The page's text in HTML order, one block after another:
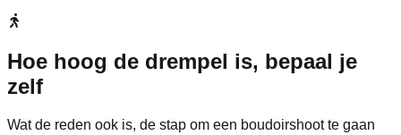
Hoe hoog de drempel is, bepaal je
zelf
Wat de reden ook is, de stap om een boudoirshoot te gaan